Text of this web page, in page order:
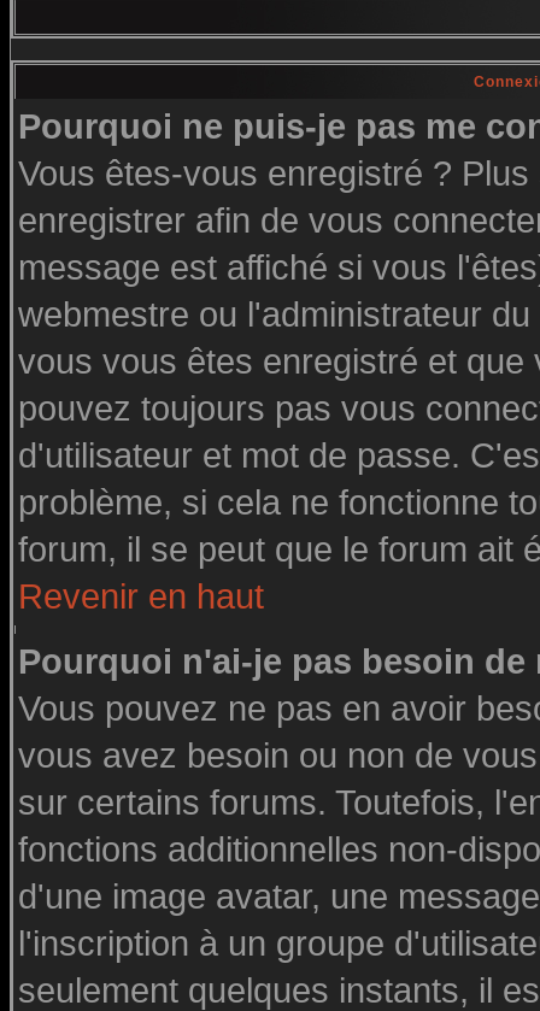
Pourquoi ne puis-je pas me
Vous êtes-vous enregistré ?
enregistrer afin de vous
message est affiché si vous
webmestre ou l'administrateur
vous vous êtes enregistré et
pouvez toujours pas vous
d'utilisateur et mot de passe.
problème, si cela ne fonctionne
forum, il se peut que le forum ait
Revenir en haut
Pourquoi n'ai-je pas besoin
Vous pouvez ne pas en avoir
vous avez besoin ou non de
sur certains forums. Toutefois,
fonctions additionnelles non-
d'une image avatar, une
l'inscription à un groupe
seulement quelques instants, il